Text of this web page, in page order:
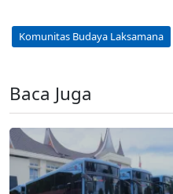
Komunitas Budaya Laksamana
Baca Juga